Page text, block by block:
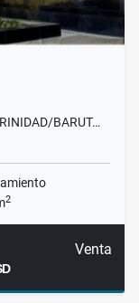
BARUT…
2
Venta